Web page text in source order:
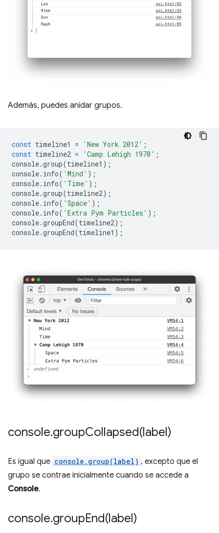
Además, puedes anidar grupos.
const timeline1 = 'New York 2012' ;
const timeline2 = 'Camp Lehigh 1970' ;
console.group(timeline1 );
console. info( 'Mind' );
console. info( 'Time' );
console.group(timeline2);
console. info( 'Space' );
console. info( 'Extra Pym Particles' );
console.groupEnd(timeline2);
console.groupEnd(timeline1 );
console.groupCollapsed(label)
Es igual que console.group(label) , excepto que el
grupo se contrae inicialmente cuando se accede a
Console.
console.groupEnd(label)